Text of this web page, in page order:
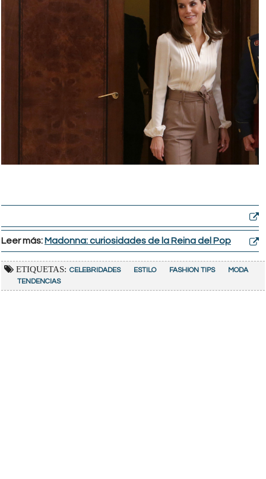
Leer más: Madonna: curiosidades de la Reina del Pop
ETIQUETAS: CELEBRIDADES ESTILO FASHION TIPS
MODA
TENDENCIAS